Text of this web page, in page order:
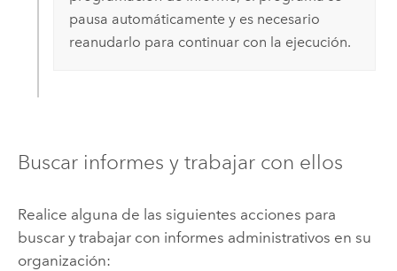
pausa automáticamente y es necesario
reanudarlo para continuar con la ejecución.
Buscar informes y trabajar con ellos
Realice alguna de las siguientes acciones para
buscar y trabajar con informes administrativos en su
organización: